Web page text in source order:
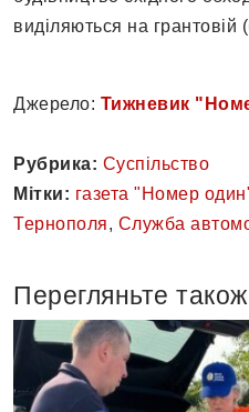
виділяються на грантовій
Джерело: Тижневик
Рубрика: Суспільство
Мітки: газета "Номер
Тернополя, Служба
Перегляньте